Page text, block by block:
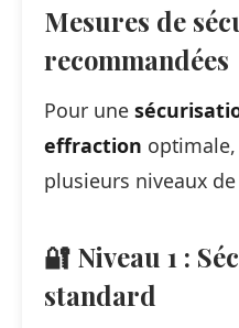
Mesures de
recommandées
Pour une
effraction
plusieurs niveaux
🔐 Niveau 1 :
standard